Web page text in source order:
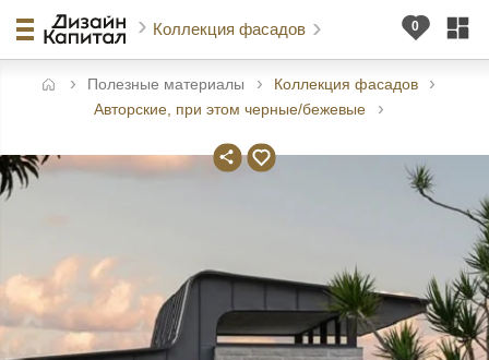
Коллекция фасадов
Полезные материалы
Коллекция фасадов
Авторские, при этом черные/бежевые